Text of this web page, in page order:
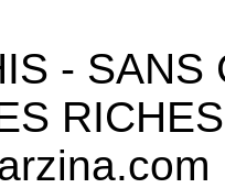
- SANS
RICHES